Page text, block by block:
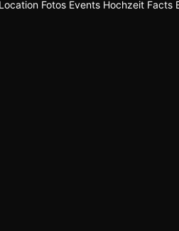
Location Fotos Events Hochzeit Facts